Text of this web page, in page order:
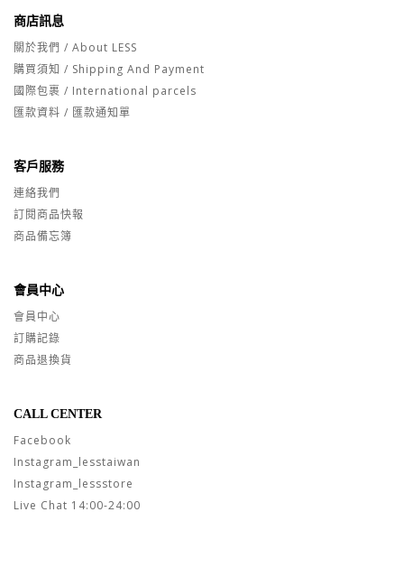
商店訊息
關於我們 / About LESS
購買須知 / Shipping And Payment
國際包裹 / International parcels
匯款資料 / 匯款通知單
客戶服務
連絡我們
訂閱商品快報
商品備忘簿
會員中心
會員中心
訂購記錄
商品退換貨
CALL CENTER
Facebook
Instagram_lesstaiwan
Instagram_lessstore
Live Chat 14:00-24:00